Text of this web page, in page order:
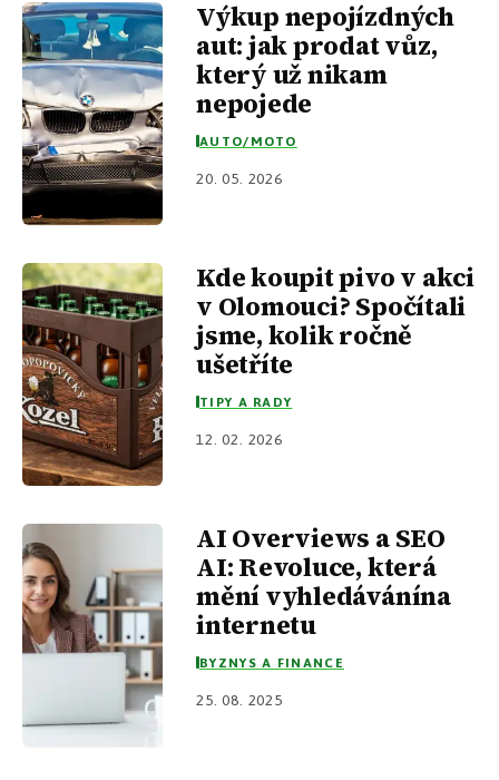
Výkup nepojízdných
aut: jak prodat vůz,
který už nikam
nepojede
AUTO/MOTO
20. 05. 2026
Kde koupit pivo v akci
v Olomouci? Spočítali
jsme, kolik ročně
ušetříte
TIPY A RADY
12. 02. 2026
AI Overviews a SEO
AI: Revoluce, která
mění vyhledávánína
internetu
BYZNYS A FINANCE
25. 08. 2025